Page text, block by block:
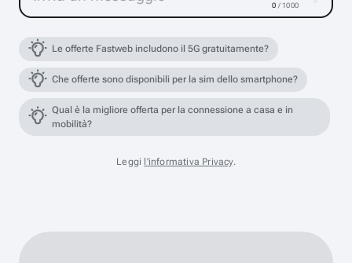
0 / 1000
Le offerte Fastweb includono il 5G gratuitamente?
Che offerte sono disponibili per la sim dello smartphone?
Qual è la migliore offerta per la connessione a casa e in
mobilità?
Leggi l'informativa Privacy.